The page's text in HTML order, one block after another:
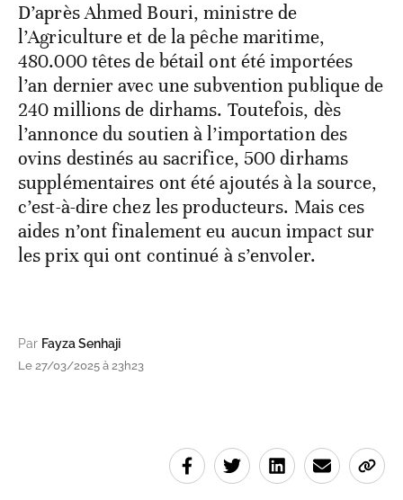
D’après Ahmed Bouri, ministre de
l’Agriculture et de la pêche maritime,
480.000 têtes de bétail ont été importées
l’an dernier avec une subvention publique de
240 millions de dirhams. Toutefois, dès
l’annonce du soutien à l’importation des
ovins destinés au sacrifice, 500 dirhams
supplémentaires ont été ajoutés à la source,
c’est-à-dire chez les producteurs. Mais ces
aides n’ont finalement eu aucun impact sur
les prix qui ont continué à s’envoler.
Par Fayza Senhaji
Le 27/03/2025 à 23h23